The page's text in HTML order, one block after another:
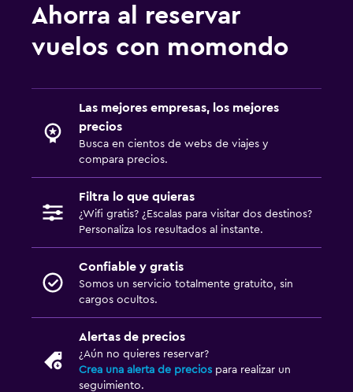
Ahorra al reservar
vuelos con momondo
Las mejores empresas, los mejores
precios
Busca en cientos de webs de viajes y
compara precios.
Filtra lo que quieras
¿Wifi gratis? ¿Escalas para visitar dos destinos?
Personaliza los resultados al instante.
Confiable y gratis
Somos un servicio totalmente gratuito, sin
cargos ocultos.
Alertas de precios
¿Aún no quieres reservar?
Crea una alerta de precios para realizar un
seguimiento.